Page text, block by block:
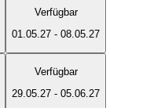
Verfügbar
01.05.27 - 08.05.27
Verfügbar
29.05.27 - 05.06.27